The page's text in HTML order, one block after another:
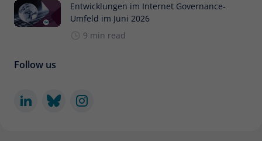
Entwicklungen im Internet Governance-
Umfeld im Juni 2026
9 min read
Follow us